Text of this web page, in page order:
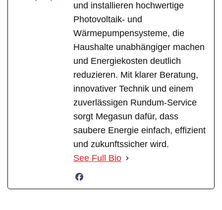
und installieren hochwertige
Photovoltaik- und
Wärmepumpensysteme, die
Haushalte unabhängiger machen
und Energiekosten deutlich
reduzieren. Mit klarer Beratung,
innovativer Technik und einem
zuverlässigen Rundum-Service
sorgt Megasun dafür, dass
saubere Energie einfach, effizient
und zukunftssicher wird.
See Full Bio